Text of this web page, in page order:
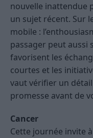
nouvelle inattendue
un sujet récent. Sur
mobile :
passager peut aussi
favorisent les
courtes et les
vaut vérifier un
promesse avant de
Cancer
Cette journée invite